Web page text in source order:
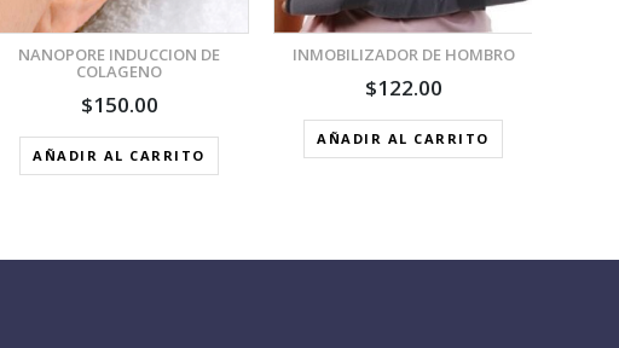
NANOPORE INDUCCION DE
COLAGENO
$150.00
AÑADIR AL CARRITO
INMOBILIZADOR DE HOMBRO
$122.00
AÑADIR AL CARRITO